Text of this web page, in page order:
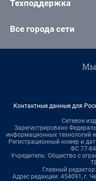
Техподдержка
Все города сети
Мы
Контактные данные для
Сетевое
Зарегистрировано
информационных технологий
Регистрационный номер и
ФС 77-
Учредитель: Общество с
Главный
Адрес редакции: 454091, г.